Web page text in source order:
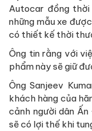
Autocar đồng
những mẫu xe
có thiết kế thời
Ông tin rằng với
phẩm này sẽ giữ
Ông Sanjeev
khách hàng của
cảnh người dân
sẽ có lợi thế khi